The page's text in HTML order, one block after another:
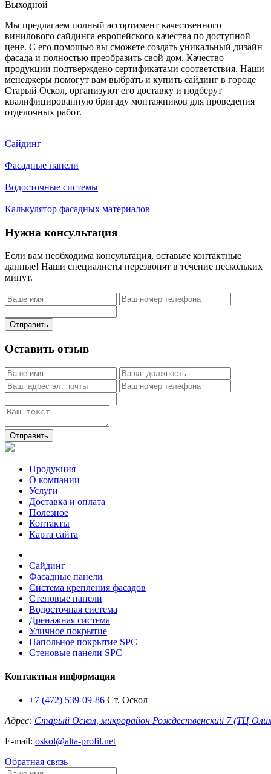
Выходной
Мы предлагаем полный ассортимент качественного
винилового сайдинга европейского качества по доступной
цене. С его помощью вы сможете создать уникальный дизайн
фасада и полностью преобразить свой дом. Качество
продукции подтверждено сертификатами соответствия. Наши
менеджеры помогут вам выбрать и купить сайдинг в городе
Старый Оскол, организуют его доставку и подберут
квалифицированную бригаду монтажников для проведения
отделочных работ.
Сайдинг
Фасадные панели
Водосточные системы
Калькулятор фасадных материалов
Нужна консультация
Если вам необходима консультация, оставьте контактные
данные! Наши специалисты перезвонят в течение нескольких
минут.
Отправить
Оставить отзыв
Отправить
Продукция
О компании
Услуги
Доставка и оплата
Полезное
Контакты
Карта сайта
Сайдинг
Фасадные панели
Система крепления фасадов
Стеновые панели
Водосточная система
Дренажная система
Уличное покрытие
Напольное покрытие SPC
Стеновые панели SPC
Контактная информация
+7 (472) 539-09-86 Ст. Оскол
Адрес: Старый Оскол, микрорайон Рождественский 7 (ТЦ
E-mail: oskol@alta-profil.net
Обратная связь